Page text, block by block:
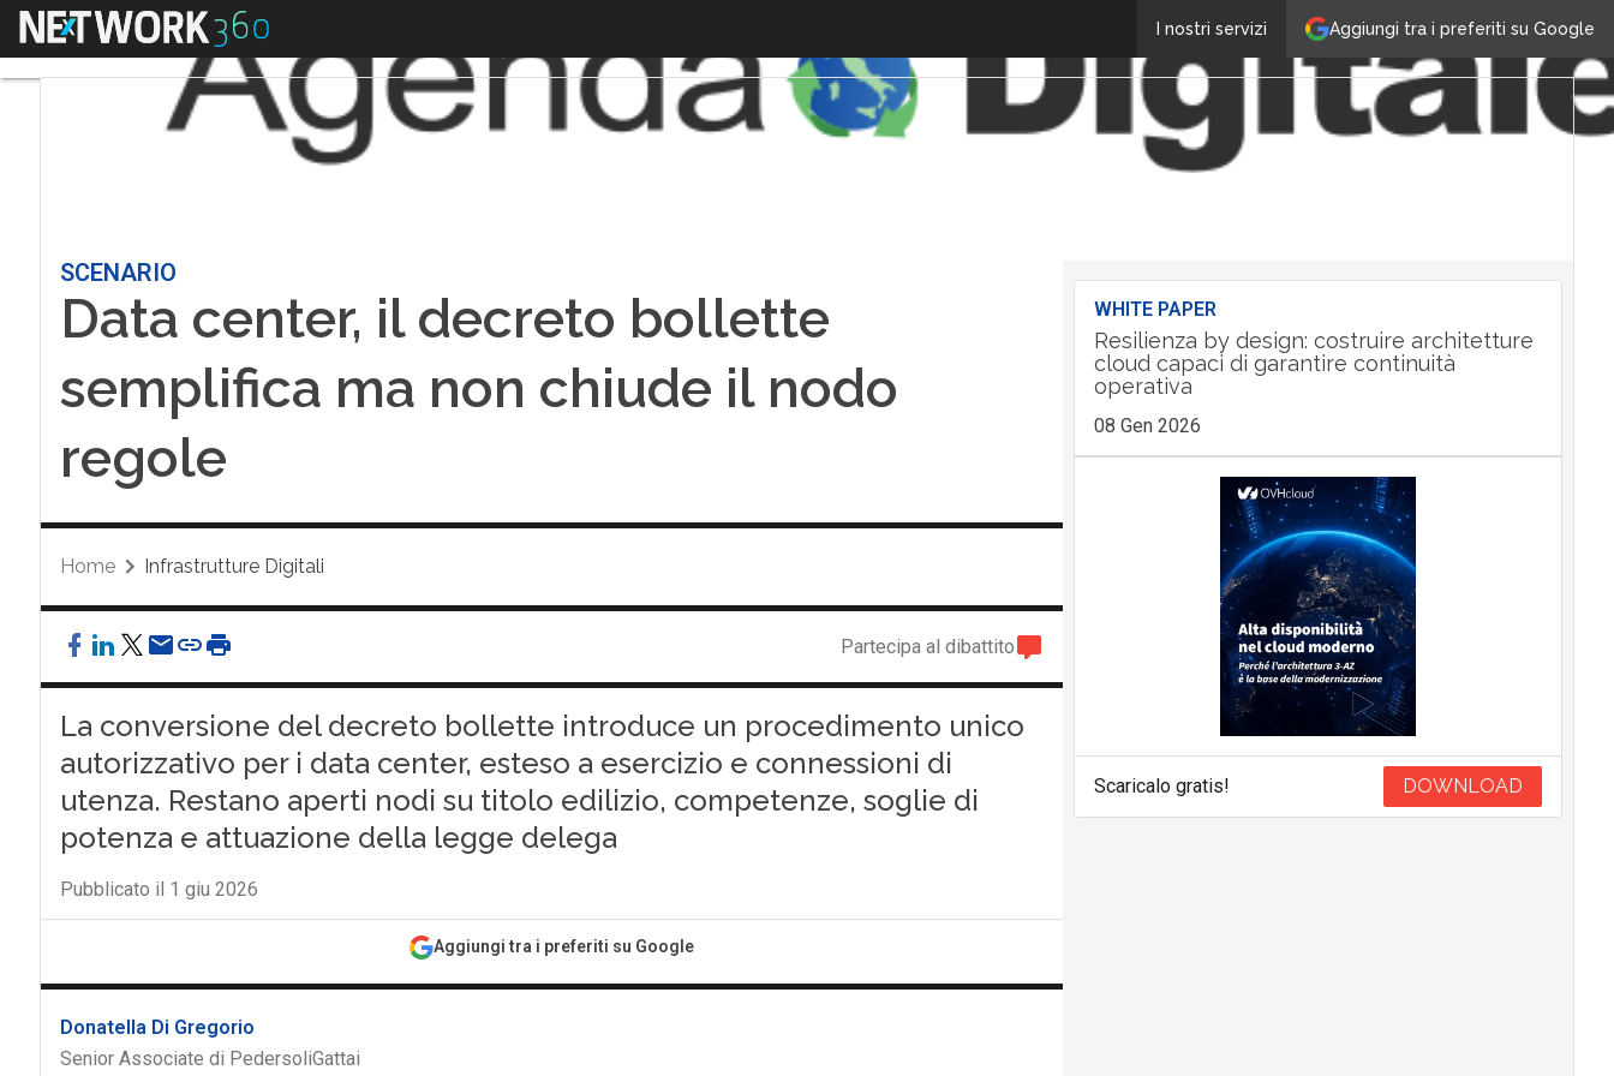
Aggiungi tra i preferiti su Google
I nostri servizi
Menu
SCENARIO
Data center, il decreto bollette
semplifica ma non chiude il nodo
regole
Home Infrastrutture Digitali
Partecipa al dibattito
La conversione del decreto bollette introduce un procedimento unico
autorizzativo per i data center, esteso a esercizio e connessioni di
utenza. Restano aperti nodi su titolo edilizio, competenze, soglie di
potenza e attuazione della legge delega
Pubblicato il 1 giu 2026
Aggiungi tra i preferiti su Google
Donatella Di Gregorio
Senior Associate di PedersoliGattai
WHITE PAPER
Resilienza by design: costruire architetture
cloud capaci di garantire continuità
operativa
08 Gen 2026
Scaricalo gratis! DOWNLOAD